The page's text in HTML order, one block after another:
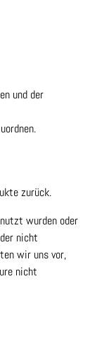
und der
zurück.
wurden oder
nicht
wir uns vor,
nicht